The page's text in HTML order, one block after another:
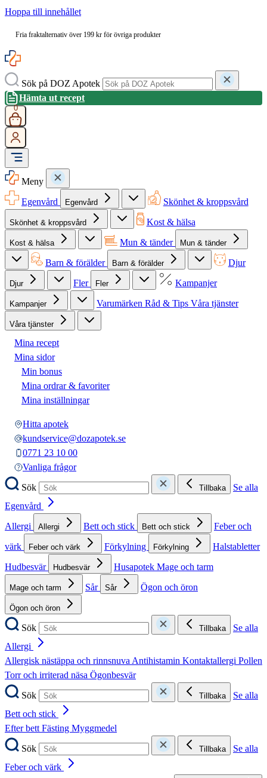
Hoppa till innehållet
Fria fraktalternativ över 199 kr för övriga produkter
Sök på DOZ Apotek
Hämta ut recept
0
Meny
Egenvård
Egenvård Skönhet & kroppsvård
Skönhet & kroppsvård Kost & hälsa
Kost & hälsa Mun & tänder Mun & tänder
Barn & förälder Barn & förälder Djur
Djur Fler Fler Kampanjer
Kampanjer Varumärken Råd & Tips Våra tjänster
Våra tjänster
Mina recept
Mina sidor
Min bonus
Mina ordrar & favoriter
Mina inställningar
Hitta apotek
kundservice@dozapotek.se
0771 23 10 00
Vanliga frågor
Sök
Tillbaka
Se alla
Egenvård
Allergi
Allergi Bett och stick Bett och stick
Feber och
värk
Feber och värk Förkylning Förkylning
Halstabletter
Hudbesvär
Hudbesvär Husapotek Mage och tarm
Mage och tarm Sår Sår Ögon och öron
Ögon och öron
Sök Tillbaka
Se alla
Allergi
Allergisk nästäppa och rinnsnuvaAntihistamin Kontaktallergi Pollen
Torr och irriterad näsa Ögonbesvär
Sök
Tillbaka
Se alla
Bett och stick
Efter bettFästing Myggmedel
Sök
Tillbaka
Se alla
Feber och värk